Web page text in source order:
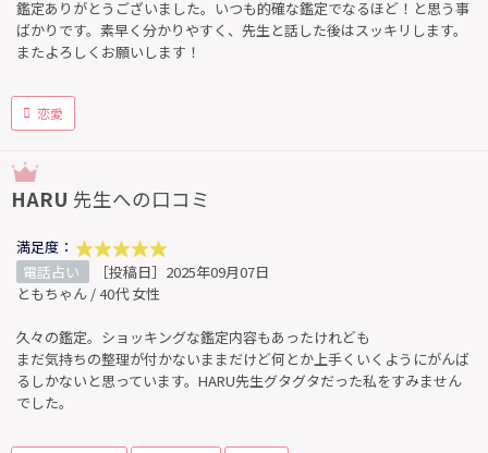
鑑定ありがとうございました。いつも的確な鑑定でなるほど！と思う事
ばかりです。素早く分かりやすく、先生と話した後はスッキリします。
またよろしくお願いします！
恋愛
HARU 先生への口コミ
満足度：
電話占い
［投稿日］2025年09月07日
ともちゃん / 40代 女性
久々の鑑定。ショッキングな鑑定内容もあったけれども
まだ気持ちの整理が付かないままだけど何とか上手くいくようにがんば
るしかないと思っています。HARU先生グタグタだった私をすみません
でした。